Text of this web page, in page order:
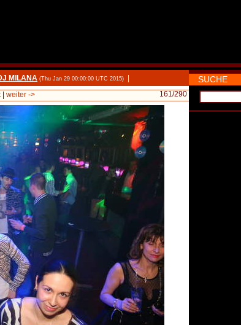
MILANA (Thu Jan 29 00:00:00 UTC 2015)
161/290
| weiter ->
SUCHE